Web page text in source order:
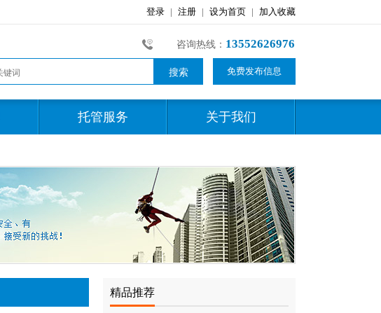
咨询热线： 13552626976
免费发布信息
托管服务 关于我们
精品推荐